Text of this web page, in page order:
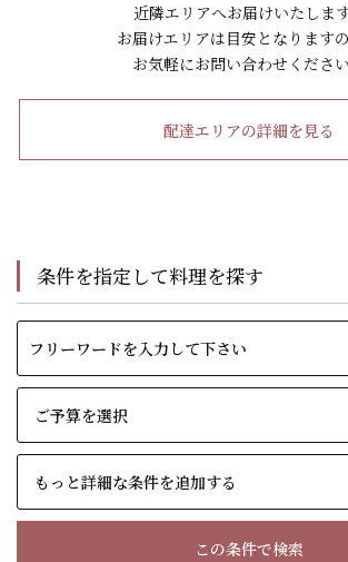
近隣エリアへお届けいたします
お届けエリアは目安となりますの
お気軽にお問い合わせください
配達エリアの詳細を見る
条件を指定して料理を探す
もっと詳細な条件を追加する
この条件で検索